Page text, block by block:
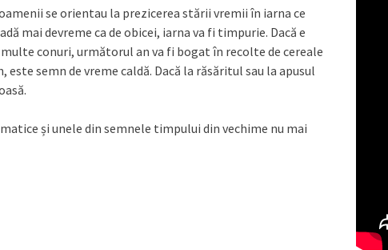
se orientau la prezicerea stării vremii în iarna ce
mai devreme ca de obicei, iarna va fi timpurie. Dacă e
conuri, următorul an va fi bogat în recolte de cereale
semn de vreme caldă. Dacă la răsăritul sau la apusul
și unele din semnele timpului din vechime nu mai